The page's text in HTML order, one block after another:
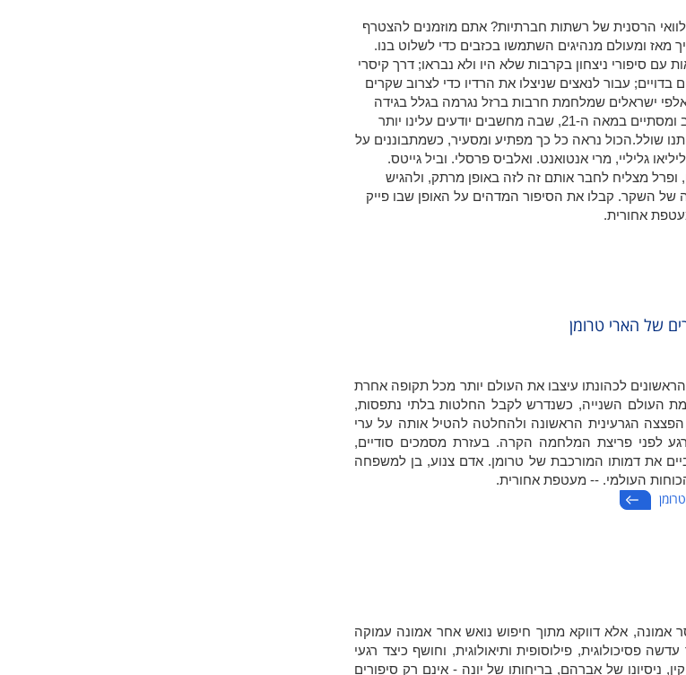
הרסנית של רשתות חברתיות? אתם מוזמנים להצטרף
ומעולם מנהיגים השתמשו בכזבים כדי לשלוט בנו.
סיפורי ניצחון בקרבות שלא היו ולא נבראו; דרך קיסרי
עבור לנאצים שניצלו את הרדיו כדי לצרוב שקרים
ישראלים שמלחמת חרבות ברזל נגרמה בגלל בגידה
של גנרלים בצה"ל. זהו מסע שמתחיל בטרם הומצא הכתב ומסתיים במאה ה-21, שבה מחשבים יודעים עלינו יותר
שולל.הכול נראה כל כך מפתיע ומסעיר, כשמתבוננים על
גליליי, מרי אנטואנט. ואלביס פרסלי. וביל גייטס.
ופרל מצליח לחבר אותם זה לזה באופן מרתק, ולהגיש
של השקר. קבלו את הסיפור המדהים על האופן שבו פייק
אחורית.
של הארי טרומן
לכהונתו עיצבו את העולם יותר מכל תקופה אחרת
העולם השנייה, כשנדרש לקבל החלטות בלתי נתפסות,
הפצצה הגרעינית הראשונה ולהחלטה להטיל אותה על ערי
לפני פריצת המלחמה הקרה. בעזרת מסמכים סודיים,
ביים את דמותו המורכבת של טרומן. אדם צנוע, בן למשפחה
העולמי. -- מעטפת אחורית.
אלא דווקא מתוך חיפוש נואש אחר אמונה עמוקה
פסיכולוגית, פילוסופית ותיאולוגית, וחושף כיצד רגעי
ניסיונו של אברהם, בריחותו של יונה - אינם רק סיפורים